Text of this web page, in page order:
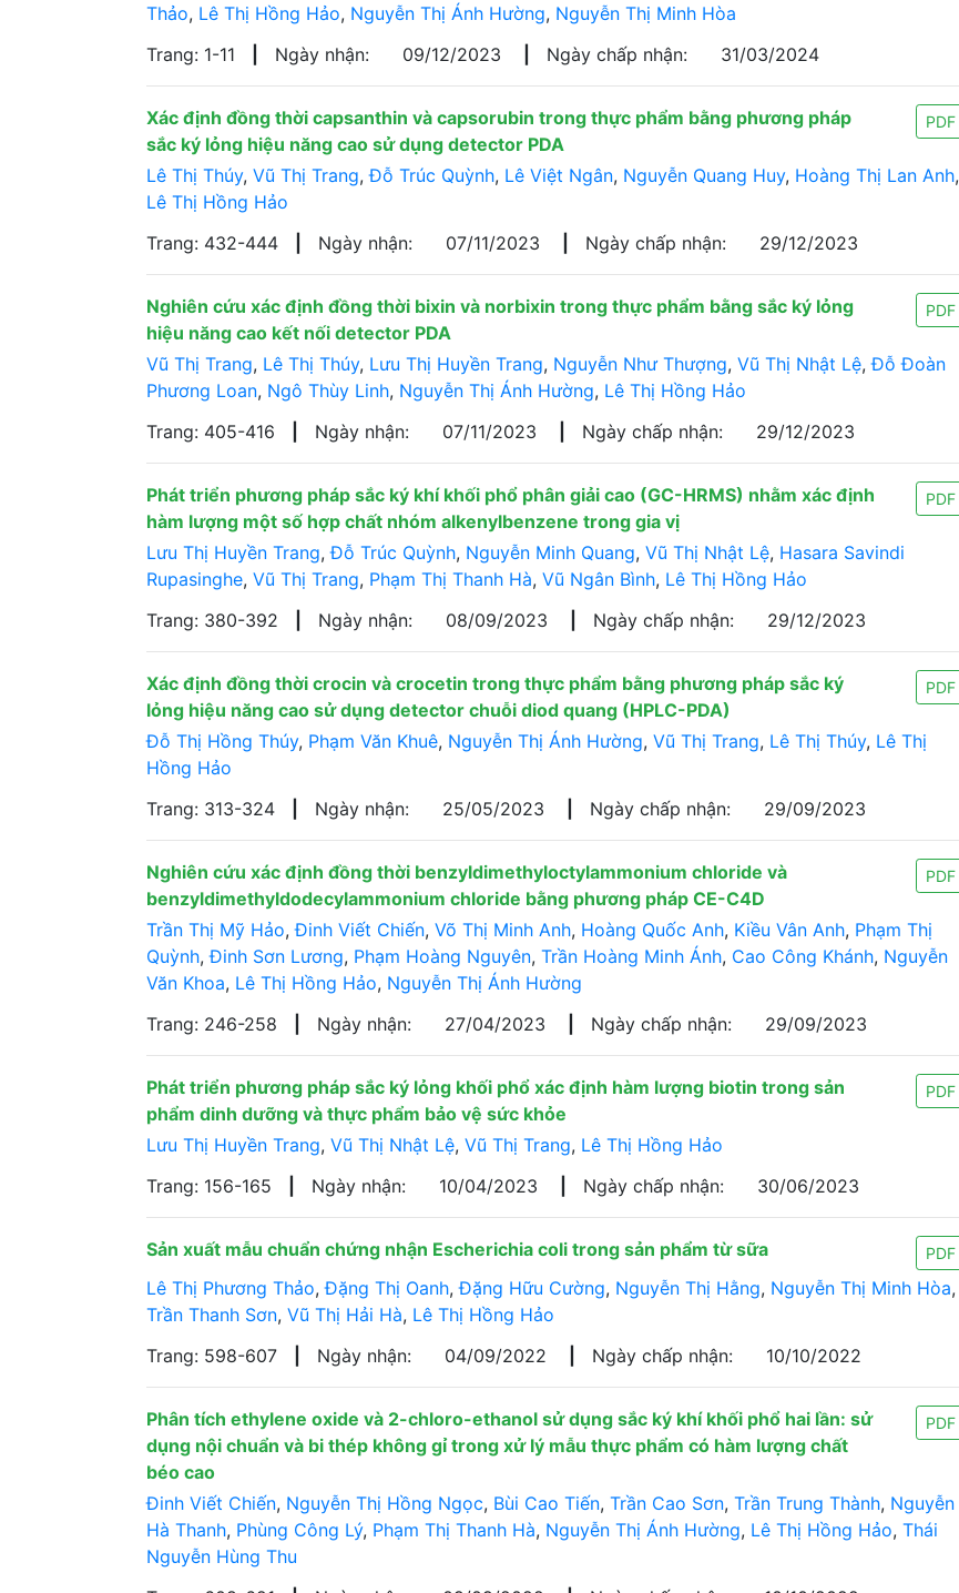
Thảo, Lê Thị Hồng Hảo, Nguyễn Thị Ánh Hường, Nguyễn Thị Minh Hòa
Trang: 1-11
Ngày nhận: 09/12/2023 Ngày chấp nhận: 31/03/2024
Xác định đồng thời capsanthin và capsorubin trong thực phẩm bằng phương pháp
sắc ký lỏng hiệu năng cao sử dụng detector PDA
PDF
Lê Thị Thúy, Vũ Thị Trang,Đỗ Trúc Quỳnh, Lê Việt Ngân, Nguyễn Quang Huy, Hoàng Thị Lan Anh,
Lê Thị Hồng Hảo
Trang: 432-444
Ngày nhận: 07/11/2023 Ngày chấp nhận: 29/12/2023
Nghiên cứu xác định đồng thời bixin và norbixin trong thực phẩm bằng sắc ký lỏng
hiệu năng cao kết nối detector PDA
PDF
Vũ Thị Trang, Lê Thị Thúy, Lưu Thị Huyền Trang, Nguyễn Như Thượng, Vũ Thị Nhật Lệ,Đỗ Đoàn
Phương Loan, Ngô Thùy Linh, Nguyễn Thị Ánh Hường, Lê Thị Hồng Hảo
Trang: 405-416
Ngày nhận: 07/11/2023 Ngày chấp nhận: 29/12/2023
Phát triển phương pháp sắc ký khí khối phổ phân giải cao (GC-HRMS) nhằm xác định
hàm lượng một số hợp chất nhóm alkenylbenzene trong gia vị
PDF
Lưu Thị Huyền Trang,Đỗ Trúc Quỳnh, Nguyễn Minh Quang, Vũ Thị Nhật Lệ, Hasara Savindi
Rupasinghe, Vũ Thị Trang, Phạm Thị Thanh Hà, Vũ Ngân Bình, Lê Thị Hồng Hảo
Trang: 380-392
Ngày nhận: 08/09/2023 Ngày chấp nhận: 29/12/2023
Xác định đồng thời crocin và crocetin trong thực phẩm bằng phương pháp sắc ký
lỏng hiệu năng cao sử dụng detector chuỗi diod quang (HPLC-PDA)
PDF
Đỗ Thị Hồng Thúy, Phạm Văn Khuê, Nguyễn Thị Ánh Hường, Vũ Thị Trang, Lê Thị Thúy, Lê Thị
Hồng Hảo
Trang: 313-324
Ngày nhận: 25/05/2023 Ngày chấp nhận: 29/09/2023
Nghiên cứu xác định đồng thời benzyldimethyloctylammonium chloride và
benzyldimethyldodecylammonium chloride bằng phương pháp CE-C4D
PDF
Trần Thị Mỹ Hảo,Đinh Viết Chiến, Võ Thị Minh Anh, Hoàng Quốc Anh, Kiều Vân Anh, Phạm Thị
Quỳnh,Đinh Sơn Lương, Phạm Hoàng Nguyên, Trần Hoàng Minh Ánh, Cao Công Khánh, Nguyễn
Văn Khoa, Lê Thị Hồng Hảo, Nguyễn Thị Ánh Hường
Trang: 246-258
Ngày nhận: 27/04/2023 Ngày chấp nhận: 29/09/2023
Phát triển phương pháp sắc ký lỏng khối phổ xác định hàm lượng biotin trong sản
phẩm dinh dưỡng và thực phẩm bảo vệ sức khỏe
PDF
Lưu Thị Huyền Trang, Vũ Thị Nhật Lệ, Vũ Thị Trang, Lê Thị Hồng Hảo
Trang: 156-165
Ngày nhận: 10/04/2023 Ngày chấp nhận: 30/06/2023
Sản xuất mẫu chuẩn chứng nhận Escherichia coli trong sản phẩm từ sữa PDF
Lê Thị Phương Thảo,Đặng Thị Oanh,Đặng Hữu Cường, Nguyễn Thị Hằng, Nguyễn Thị Minh Hòa,
Trần Thanh Sơn, Vũ Thị Hải Hà, Lê Thị Hồng Hảo
Trang: 598-607
Ngày nhận: 04/09/2022 Ngày chấp nhận: 10/10/2022
Phân tích ethylene oxide và 2-chloro-ethanol sử dụng sắc ký khí khối phổ hai lần: sử
dụng nội chuẩn và bi thép không gỉ trong xử lý mẫu thực phẩm có hàm lượng chất
béo cao
PDF
Đinh Viết Chiến, Nguyễn Thị Hồng Ngọc, Bùi Cao Tiến, Trần Cao Sơn, Trần Trung Thành, Nguyễn
Hà Thanh, Phùng Công Lý, Phạm Thị Thanh Hà, Nguyễn Thị Ánh Hường, Lê Thị Hồng Hảo, Thái
Nguyễn Hùng Thu